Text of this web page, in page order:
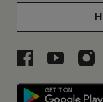
Libri aLibri a